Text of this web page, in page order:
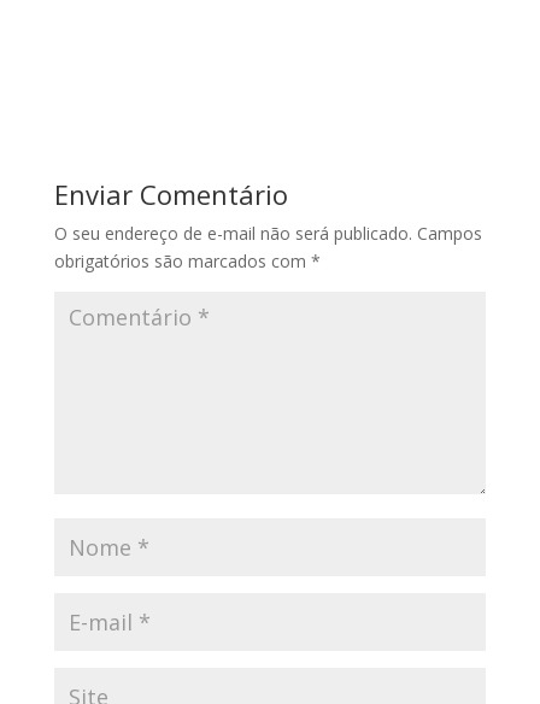
Enviar Comentário
O seu endereço de e-mail não será publicado. Campos
obrigatórios são marcados com *